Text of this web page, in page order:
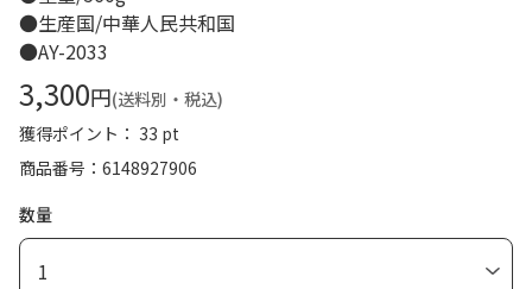
●生産国/中華人民共和国
●AY-2033
3,300円(送料別・税込)
獲得ポイント： 33 pt
商品番号
6148927906
数量
1